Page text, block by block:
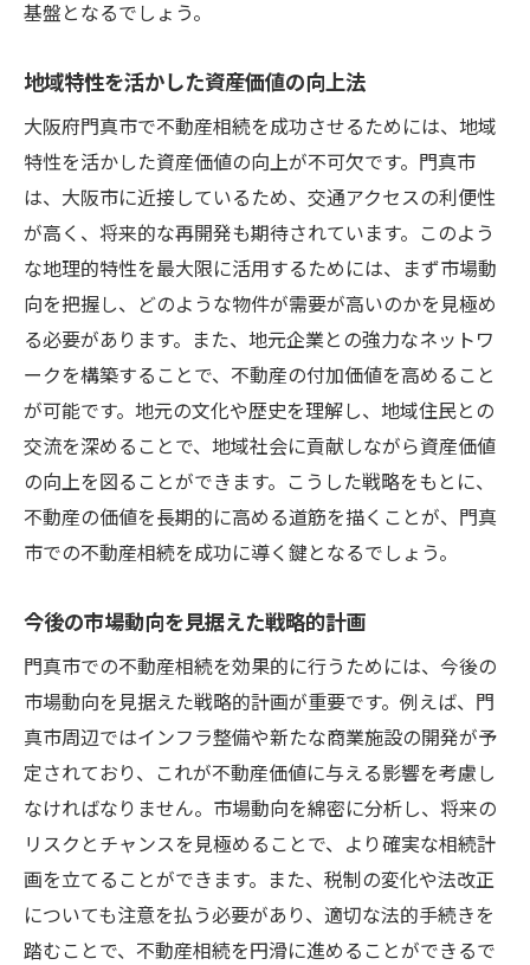
基盤となるでしょう。
地域特性を活かした資産価値の向上法
大阪府門真市で不動産相続を成功させるためには、地域
特性を活かした資産価値の向上が不可欠です。門真市
は、大阪市に近接しているため、交通アクセスの利便性
が高く、将来的な再開発も期待されています。このよう
な地理的特性を最大限に活用するためには、まず市場動
向を把握し、どのような物件が需要が高いのかを見極め
る必要があります。また、地元企業との強力なネットワ
ークを構築することで、不動産の付加価値を高めること
が可能です。地元の文化や歴史を理解し、地域住民との
交流を深めることで、地域社会に貢献しながら資産価値
の向上を図ることができます。こうした戦略をもとに、
不動産の価値を長期的に高める道筋を描くことが、門真
市での不動産相続を成功に導く鍵となるでしょう。
今後の市場動向を見据えた戦略的計画
門真市での不動産相続を効果的に行うためには、今後の
市場動向を見据えた戦略的計画が重要です。例えば、門
真市周辺ではインフラ整備や新たな商業施設の開発が予
定されており、これが不動産価値に与える影響を考慮し
なければなりません。市場動向を綿密に分析し、将来の
リスクとチャンスを見極めることで、より確実な相続計
画を立てることができます。また、税制の変化や法改正
についても注意を払う必要があり、適切な法的手続きを
踏むことで、不動産相続を円滑に進めることができるで